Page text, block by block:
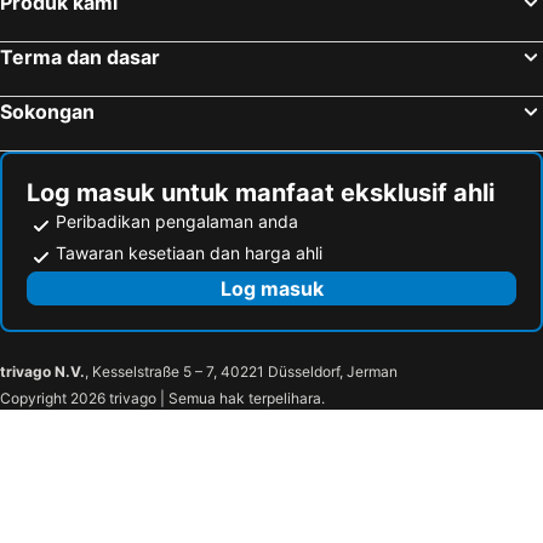
Hotel di Tay Ninh
Hotel di Buon Ma Thuot
Hotel di Cao Lanh
Hotel di Thanh Hoa
Hotel di Vinh
Hotel di Thai Binh
Terma dan dasar
Sokongan
Log masuk untuk manfaat eksklusif ahli
Peribadikan pengalaman anda
Tawaran kesetiaan dan harga ahli
Log masuk
trivago N.V., Kesselstraße 5 – 7, 40221 Düsseldorf, Jerman
Copyright 2026 trivago | Semua hak terpelihara.